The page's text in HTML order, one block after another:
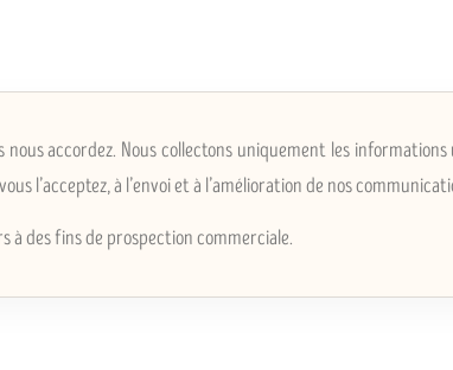
accordez. Nous collectons uniquement les
l’acceptez, à l’envoi et à l’amélioration de nos
à des fins de prospection commerciale.